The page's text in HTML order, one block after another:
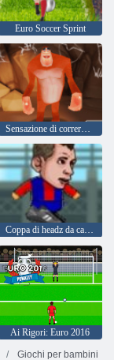
Euro Soccer Sprint
Sensazione di correre di yeti
Coppa di headz da calcio 2
Ai Rigori: Euro 2016
Giochi per bambini